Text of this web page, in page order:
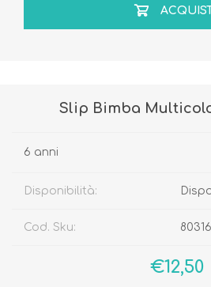
Slip Bimba
6 anni
Disponibilità:
Cod. Sku:
€12,50